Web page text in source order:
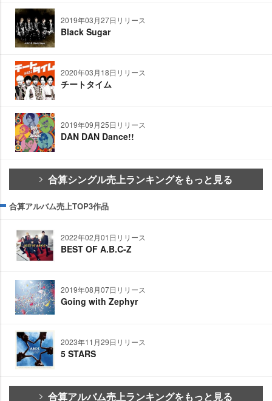
2019年03月27日リリース
Black Sugar
2020年03月18日リリース
チートタイム
2019年09月25日リリース
DAN DAN Dance!!
合算シングル売上ランキングをもっと見る
合算アルバム売上TOP3作品
2022年02月01日リリース
BEST OF A.B.C-Z
2019年08月07日リリース
Going with Zephyr
2023年11月29日リリース
5 STARS
合算アルバム売上ランキングをもっと見る